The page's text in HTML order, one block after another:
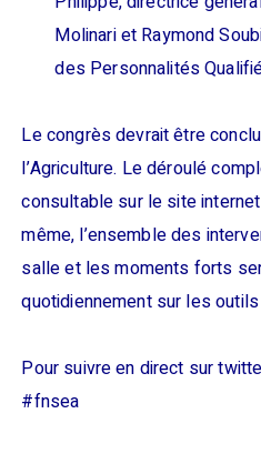
Molinari et Raymond
des Personnalités
Le congrès devrait être
l’Agriculture. Le déroulé
consultable sur le site
même, l’ensemble des
salle et les moments forts
quotidiennement sur les
Pour suivre en direct sur
#fnsea